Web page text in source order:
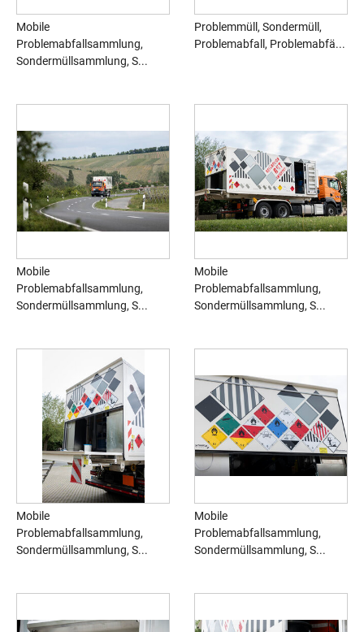
Mobile
Problemabfallsammlung,
Sondermüllsammlung, S...
Problemmüll, Sondermüll,
Problemabfall, Problemabfä...
Mobile
Problemabfallsammlung,
Sondermüllsammlung, S...
Mobile
Problemabfallsammlung,
Sondermüllsammlung, S...
Mobile
Problemabfallsammlung,
Sondermüllsammlung, S...
Mobile
Problemabfallsammlung,
Sondermüllsammlung, S...